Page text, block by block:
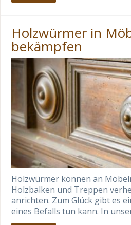
Holzwürmer in
bekämpfen
Holzwürmer können an
Holzbalken und Treppen
anrichten. Zum Glück gibt es
eines Befalls tun kann. In